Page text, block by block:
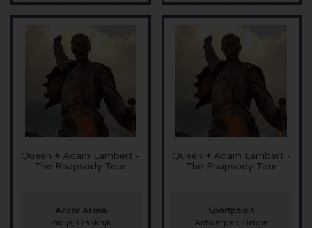
Olivia Rodrigo kaartjes
The Cure kaartjes
Tame Impala kaartjes
Sam Fender kaartjes
Queen + Adam Lambert -
The Rhapsody Tour
Accor Arena
Parijs, Frankrijk
Queen + Adam Lambert -
The Rhapsody Tour
Sportpaleis
Antwerpen, België